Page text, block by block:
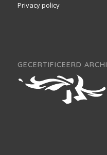
Privacy policy
GECERTIFICEERD